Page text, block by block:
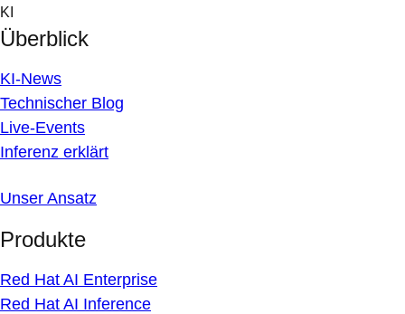
Skip
to
content
KI
Überblick
KI-News
Technischer Blog
Live-Events
Inferenz erklärt
Unser Ansatz
Produkte
Red Hat AI Enterprise
Red Hat AI Inference